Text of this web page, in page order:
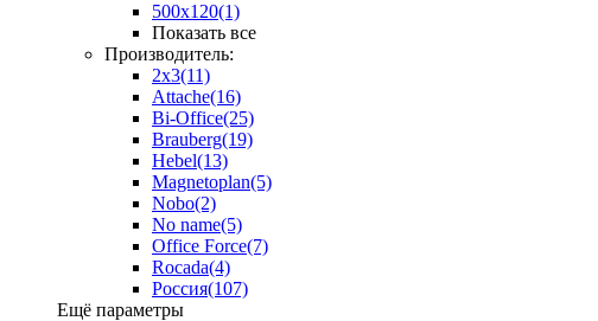
500х120(1)
Показать все
Производитель:
2x3(11)
Attache(16)
Bi-Office(25)
Brauberg(19)
Hebel(13)
Magnetoplan(5)
Nobo(2)
No name(5)
Office Force(7)
Rocada(4)
Россия(107)
Ещё параметры